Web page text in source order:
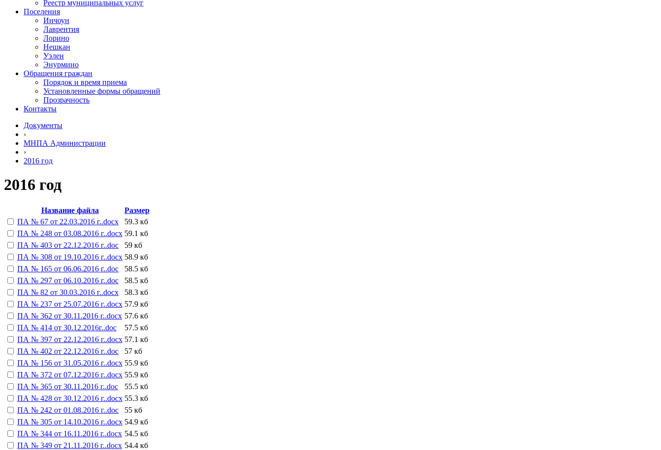
Реестр муниципальных услуг
Поселения
Инчоун
Лаврентия
Лорино
Нешкан
Уэлен
Энурмино
Обращения граждан
Порядок и время приема
Установленные формы обращений
Прозрачность
Контакты
Документы
›
МНПА Администрации
›
2016 год
2016 год
Название файла
Размер
ПА № 67 от 22.03.2016 г..docx
59.3 кб
ПА № 248 от 03.08.2016 г..docx 59.1 кб
ПА № 403 от 22.12.2016 г..doc
59 кб
ПА № 308 от 19.10.2016 г..docx 58.9 кб
ПА № 165 от 06.06.2016 г..doc
58.5 кб
ПА № 297 от 06.10.2016 г..doc
58.5 кб
ПА № 82 от 30.03.2016 г..docx
58.3 кб
ПА № 237 от 25.07.2016 г..docx 57.9 кб
ПА № 362 от 30.11.2016 г..docx 57.6 кб
ПА № 414 от 30.12.2016г..doc
57.5 кб
ПА № 397 от 22.12.2016 г..docx 57.1 кб
ПА № 402 от 22.12.2016 г..doc
57 кб
ПА № 156 от 31.05.2016 г..docx 55.9 кб
ПА № 372 от 07.12.2016 г..docx 55.9 кб
ПА № 365 от 30.11.2016 г..doc
55.5 кб
ПА № 428 от 30.12.2016 г..docx 55.3 кб
ПА № 242 от 01.08.2016 г..doc
55 кб
ПА № 305 от 14.10.2016 г..docx 54.9 кб
ПА № 344 от 16.11.2016 г..docx 54.5 кб
ПА № 349 от 21.11.2016 г..docx 54.4 кб